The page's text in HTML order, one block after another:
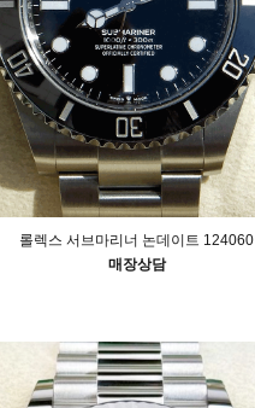
롤렉스 서브마리너 논데이트 124060
매장상담